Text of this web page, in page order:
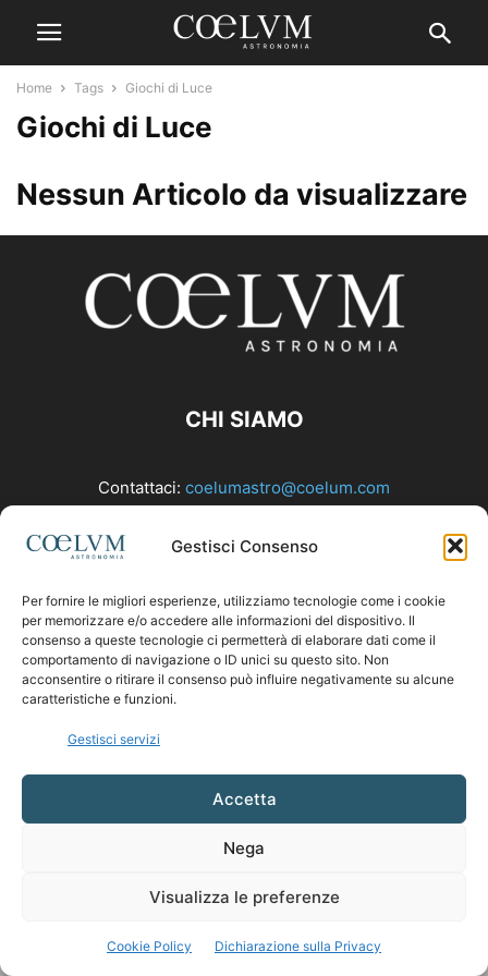
Gestisci Consenso
Per fornire le migliori esperienze, utilizziamo tecnologie come i cookie
per memorizzare e/o accedere alle informazioni del dispositivo. Il
consenso a queste tecnologie ci permetterà di elaborare dati come il
comportamento di navigazione o ID unici su questo sito. Non
acconsentire o ritirare il consenso può influire negativamente su alcune
caratteristiche e funzioni.
Gestisci servizi
Accetta
Nega
Visualizza le preferenze
Cookie Policy Dichiarazione sulla Privacy
Home Tags Giochi di Luce
Giochi di Luce
Nessun Articolo da visualizzare
CHI SIAMO
Contattaci: coelumastro@coelum.com
SEGUICI